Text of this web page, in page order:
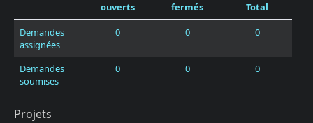
ouverts fermés
Total
Demandes
assignées
0 0 0
Demandes
soumises
0 0 0
Projets